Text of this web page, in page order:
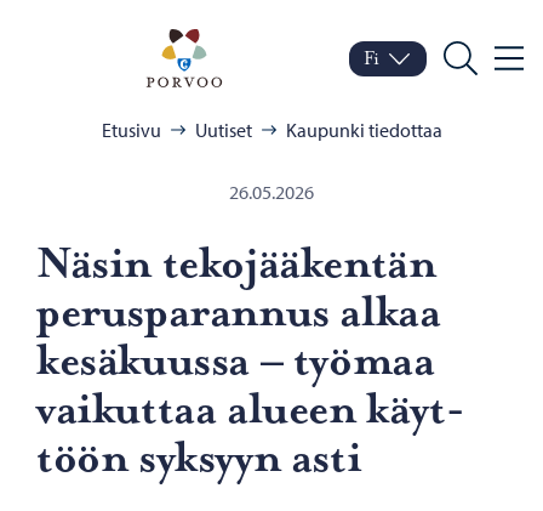
Porvoo – Siirry
Vaihda kieltä
Nykyinen kieli: Suomi
Fi
Hae
Etusivu Uutiset Kaupunki tiedottaa
26.05.2026
Näsin te­ko­jää­ken­tän
pe­rus­pa­ran­nus alkaa
ke­sä­kuus­sa – työ­maa
vai­kut­taa alu­een käyt­
töön syk­syyn asti